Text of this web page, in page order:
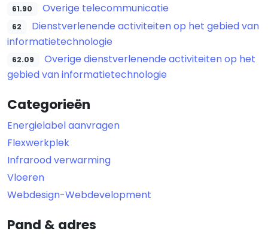
61.90 Overige telecommunicatie
62
Dienstverlenende activiteiten op het gebied van
informatietechnologie
62.09
Overige dienstverlenende activiteiten op het
gebied van informatietechnologie
Categorieën
Energielabel aanvragen
Flexwerkplek
Infrarood verwarming
Vloeren
Webdesign-Webdevelopment
Pand & adres